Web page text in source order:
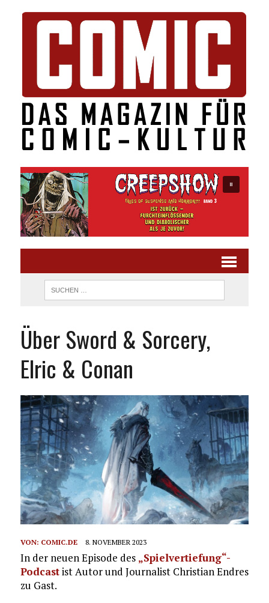
Über Sword & Sorcery,
Elric & Conan
VON: COMIC.DE 8. NOVEMBER 2023
In der neuen Episode des „Spielvertiefung“-
Podcastist Autor und Journalist Christian Endres
zu Gast.